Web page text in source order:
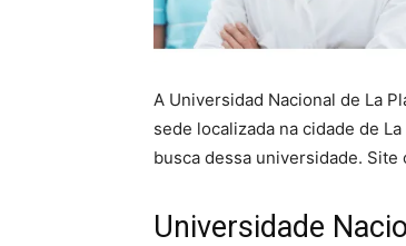
A Universidad Nacional de La
sede localizada na cidade de
busca dessa universidade. Site
Universidade